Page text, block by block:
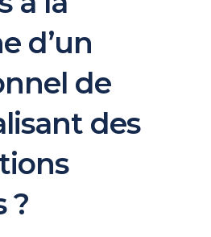
d’un
de
des
?